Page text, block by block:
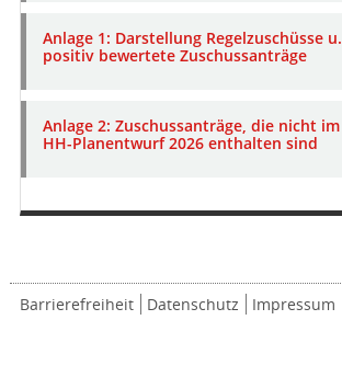
Anlage 1: Darstellung Regelzuschüsse u.
positiv bewertete Zuschussanträge
Anlage 2: Zuschussanträge, die nicht im
HH-Planentwurf 2026 enthalten sind
Barrierefreiheit Datenschutz Impressum